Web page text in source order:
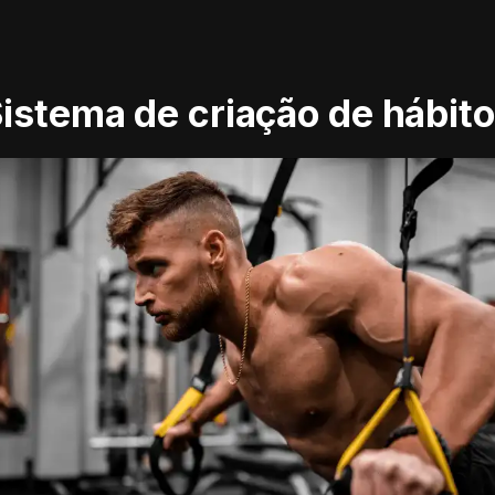
de criação de